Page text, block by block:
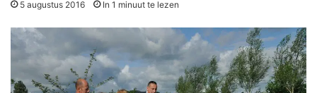
5 augustus 2016 In 1 minuut te lezen